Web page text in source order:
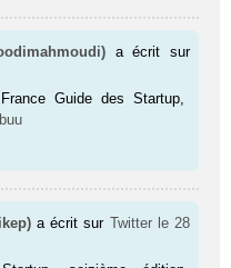
a écrit sur
Guide des Startup,
a écrit sur Twitter le 28